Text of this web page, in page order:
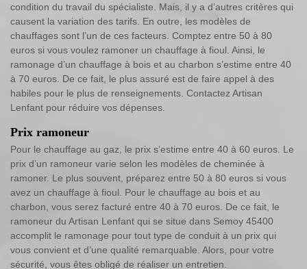
condition du travail du spécialiste. Mais, il y a d’autres critères qui
causent la variation des tarifs. En outre, les modèles de
chauffages sont l’un de ces facteurs. Comptez entre 50 à 80
euros si vous voulez ramoner un chauffage à fioul. Ainsi, le
ramonage d’un chauffage à bois et au charbon s’estime entre 40
à 70 euros. De ce fait, le plus assuré est de faire appel à des
habiles pour le plus de renseignements. Contactez Artisan
Lenfant pour réduire vos dépenses.
Prix ramoneur
Pour le chauffage au gaz, le prix s’estime entre 40 à 60 euros. Le
prix d’un ramoneur varie selon les modèles de cheminée à
ramoner. Le plus souvent, préparez entre 50 à 80 euros si vous
avez un chauffage à fioul. Pour le chauffage au bois et au
charbon, vous serez facturé entre 40 à 70 euros. De ce fait, le
ramoneur du Artisan Lenfant qui se situe dans Semoy 45400
accomplit le ramonage pour tout type de conduit à un prix qui
vous convient et d’une qualité remarquable. Alors, pour votre
sécurité, vous êtes obligé de réaliser un entretien.